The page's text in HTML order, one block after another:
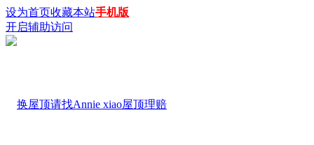
设为首页收藏本站手机版
开启辅助访问